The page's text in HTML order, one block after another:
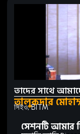
তাদের সাথে
তালুকদার
সিইও, BITM
সেশনটি আমার